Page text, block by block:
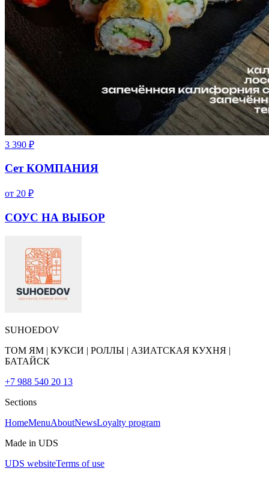
3 390 ₽
Сет КОМПАНИЯ
от 20 ₽
СОУС НА ВЫБОР
SUHOEDOV
ТОМ ЯМ | КУКСИ | РОЛЛЫ | АЗИАТСКАЯ КУХНЯ |
БАТАЙСК
+7 988 540 20 13
Sections
HomeMenuAboutNewsLoyalty program
Made in UDS
UDS websiteTerms of use